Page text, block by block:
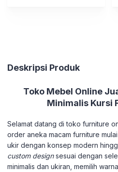
Deskripsi Produk
Toko Mebel Online
Minimalis Kursi
Selamat datang di toko furniture
order aneka macam furniture
ukir dengan konsep modern
custom designsesuai dengan
minimalis dan ukiran, memilih